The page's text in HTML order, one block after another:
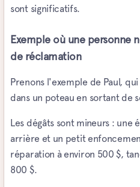
sont significatifs.
Exemple où une personne
de réclamation
Prenons l'exemple de Paul,
dans un poteau en sortant de
Les dégâts sont mineurs :
arrière et un petit
réparation à environ 500 $,
800 $.